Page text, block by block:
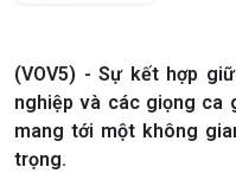
(VOV5) - Sự kết hợp
nghiệp và các giọng ca
mang tới một không
trọng.